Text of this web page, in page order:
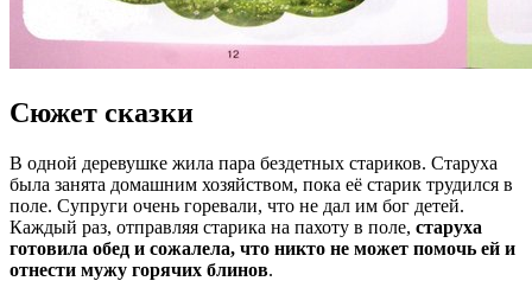
Сюжет сказки
В одной деревушке жила пара бездетных стариков. Старуха
была занята домашним хозяйством, пока её старик трудился в
поле. Супруги очень горевали, что не дал им бог детей.
Каждый раз, отправляя старика на пахоту в поле, старуха
готовила обед и сожалела, что никто не может помочь ей и
отнести мужу горячих блинов.